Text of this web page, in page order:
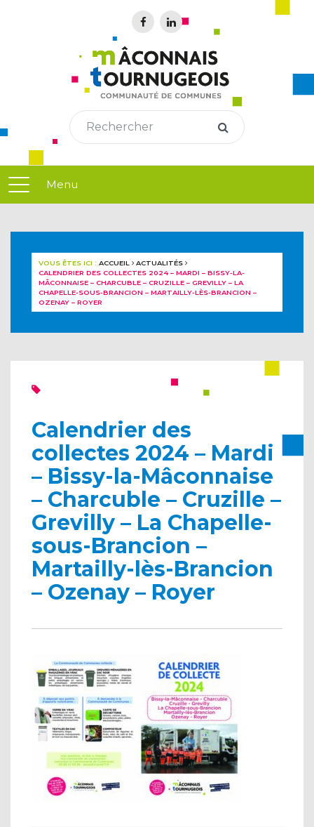
Menu
VOUS ÊTES ICI : ACCUEIL
ACTUALITÉS
CALENDRIER DES COLLECTES 2024 – MARDI – BISSY-LA-
MÂCONNAISE – CHARCUBLE – CRUZILLE – GREVILLY – LA
CHAPELLE-SOUS-BRANCION – MARTAILLY-LÈS-BRANCION –
OZENAY – ROYER
Calendrier des
collectes 2024 – Mardi
– Bissy-la-Mâconnaise
– Charcuble – Cruzille –
Grevilly – La Chapelle-
sous-Brancion –
Martailly-lès-Brancion
– Ozenay – Royer